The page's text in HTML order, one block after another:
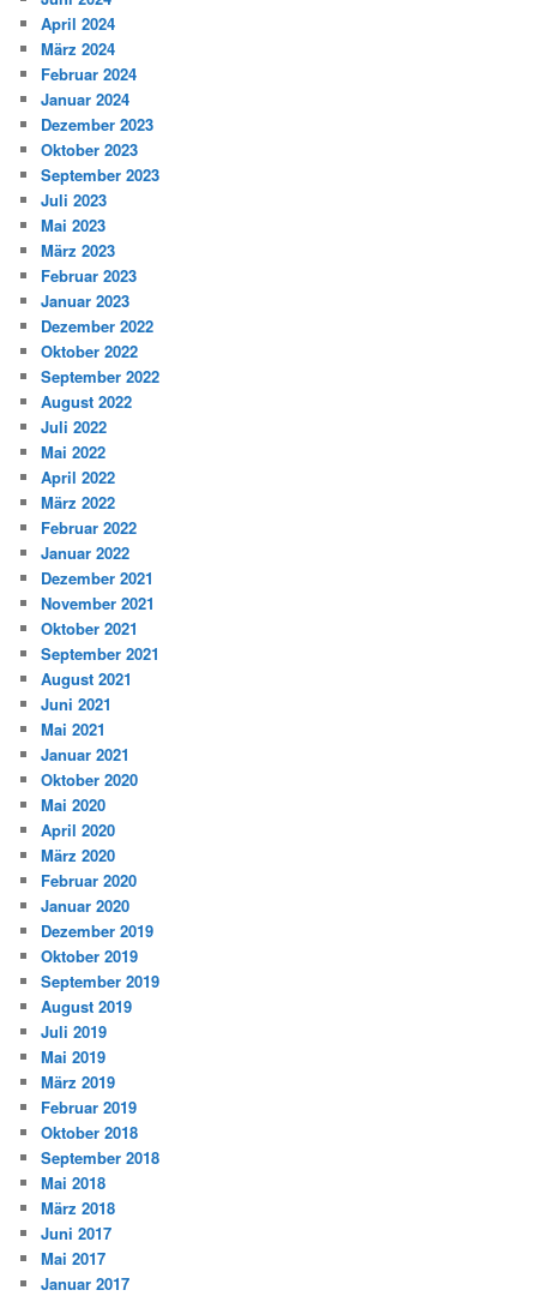
April 2024
März 2024
Februar 2024
Januar 2024
Dezember 2023
Oktober 2023
September 2023
Juli 2023
Mai 2023
März 2023
Februar 2023
Januar 2023
Dezember 2022
Oktober 2022
September 2022
August 2022
Juli 2022
Mai 2022
April 2022
März 2022
Februar 2022
Januar 2022
Dezember 2021
November 2021
Oktober 2021
September 2021
August 2021
Juni 2021
Mai 2021
Januar 2021
Oktober 2020
Mai 2020
April 2020
März 2020
Februar 2020
Januar 2020
Dezember 2019
Oktober 2019
September 2019
August 2019
Juli 2019
Mai 2019
März 2019
Februar 2019
Oktober 2018
September 2018
Mai 2018
März 2018
Juni 2017
Mai 2017
Januar 2017